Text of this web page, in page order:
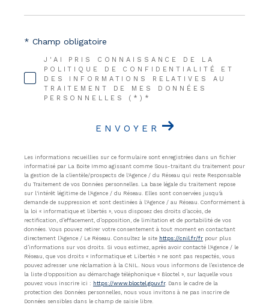
J'AI PRIS CONNAISSANCE DE LA
POLITIQUE DE CONFIDENTIALITÉ ET
DES INFORMATIONS RELATIVES AU
TRAITEMENT DE MES DONNÉES
PERSONNELLES (*)*
* Champ obligatoire
ENVOYER
Les informations recueillies sur ce formulaire sont enregistrées dans un fichier
informatisé par La Boite Immo agissant comme Sous-traitant du traitement pour
la gestion de la clientèle/prospects de l'Agence / du Réseau qui reste Responsable
du Traitement de vos Données personnelles. La base légale du traitement repose
sur l'intérêt légitime de l'Agence / du Réseau. Elles sont conservées jusqu'à
demande de suppression et sont destinées à l'Agence / au Réseau. Conformément à
la loi « informatique et libertés », vous disposez des droits d’accès, de
rectification, d’effacement, d’opposition, de limitation et de portabilité de vos
données. Vous pouvez retirer votre consentement à tout moment en contactant
directement l’Agence / Le Réseau. Consultez le site https://cnil.fr/fr pour plus
d’informations sur vos droits. Si vous estimez, après avoir contacté l'Agence / le
Réseau, que vos droits « Informatique et Libertés » ne sont pas respectés, vous
pouvez adresser une réclamation à la CNIL. Nous vous informons de l’existence de
la liste d'opposition au démarchage téléphonique « Bloctel », sur laquelle vous
pouvez vous inscrire ici : https://www.bloctel.gouv.fr. Dans le cadre de la
protection des Données personnelles, nous vous invitons à ne pas inscrire de
Données sensibles dans le champ de saisie libre.